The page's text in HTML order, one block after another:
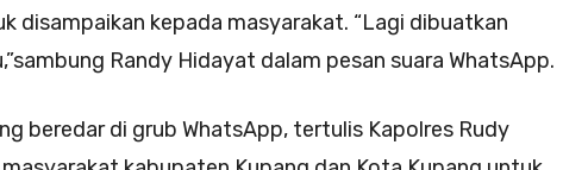
disampaikan kepada masyarakat. “Lagi dibuatkan
Randy Hidayat dalam pesan suara WhatsApp.
beredar di grub WhatsApp, tertulis Kapolres Rudy